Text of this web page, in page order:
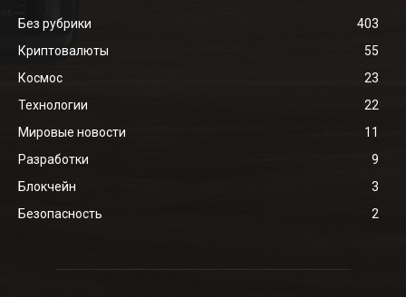
Без рубрики
403
Криптовалюты
55
Космос
23
Технологии
22
Мировые новости
11
Разработки
9
Блокчейн
3
Безопасность
2